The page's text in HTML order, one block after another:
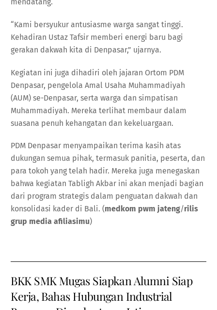
“Kami bersyukur antusiasme warga sangat tinggi.
Kehadiran Ustaz Tafsir memberi energi baru bagi
gerakan dakwah kita di Denpasar,” ujarnya.
Kegiatan ini juga dihadiri oleh jajaran Ortom PDM
Denpasar, pengelola Amal Usaha Muhammadiyah
(AUM) se-Denpasar, serta warga dan simpatisan
Muhammadiyah. Mereka terlihat membaur dalam
suasana penuh kehangatan dan kekeluargaan.
PDM Denpasar menyampaikan terima kasih atas
dukungan semua pihak, termasuk panitia, peserta, dan
para tokoh yang telah hadir. Mereka juga menegaskan
bahwa kegiatan Tabligh Akbar ini akan menjadi bagian
dari program strategis dalam penguatan dakwah dan
konsolidasi kader di Bali. (medkom pwm jateng/rilis
grup media afiliasimu)
BKK SMK Mugas Siapkan Alumni Siap
Kerja, Bahas Hubungan Industrial